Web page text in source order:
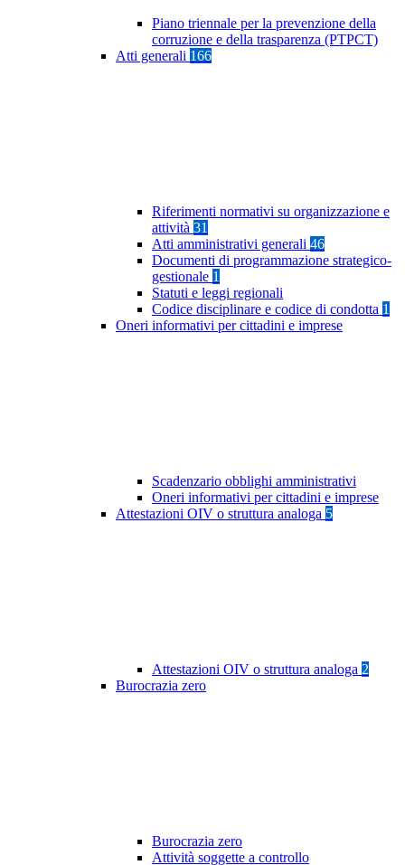
Piano triennale per la prevenzione della
corruzione e della trasparenza (PTPCT)
Atti generali 166
Riferimenti normativi su organizzazione e
attività 31
Atti amministrativi generali 46
Documenti di programmazione strategico-
gestionale 1
Statuti e leggi regionali
Codice disciplinare e codice di condotta 1
Oneri informativi per cittadini e imprese
Scadenzario obblighi amministrativi
Oneri informativi per cittadini e imprese
Attestazioni OIV o struttura analoga 5
Attestazioni OIV o struttura analoga 2
Burocrazia zero
Burocrazia zero
Attività soggette a controllo